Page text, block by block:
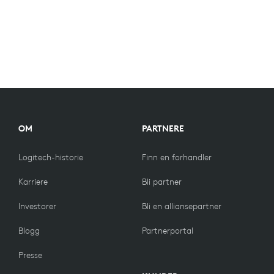
OM
Logitech-historie
Karriere
Investorer
Blogg
Presse
PARTNERE
Finn en forhandler
Bli partner
Bli en alliansepartner
Partnerportal